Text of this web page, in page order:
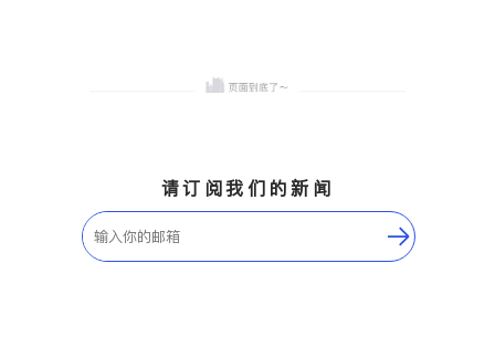
请订阅我们的新闻